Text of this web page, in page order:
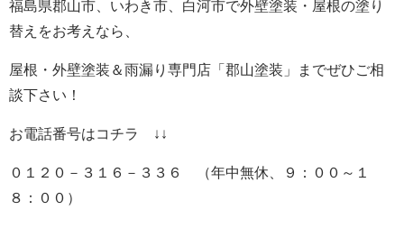
福島県郡山市、いわき市、白河市で外壁塗装・屋根の塗り
替えをお考えなら、
屋根・外壁塗装＆雨漏り専門店「郡山塗装」までぜひご相
談下さい！
お電話番号はコチラ ↓↓
０１２０－３１６－３３６ （年中無休、９：００～１
８：００）